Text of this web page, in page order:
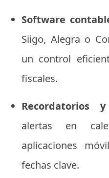
Software
Siigo, Alegra o
un control
fiscales.
Recordatorios
alertas en
aplicaciones
fechas clave.